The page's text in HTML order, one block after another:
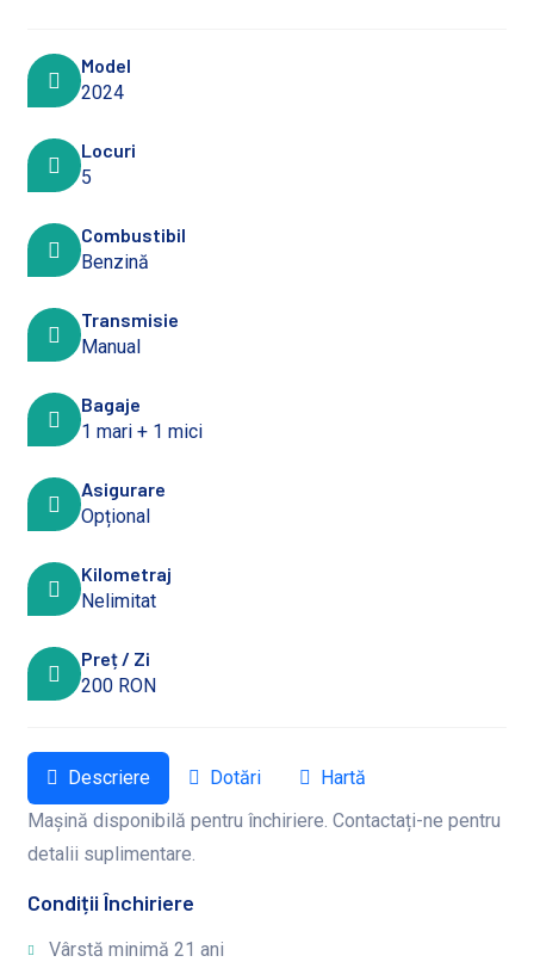
Model
2024
Locuri
5
Combustibil
Benzină
Transmisie
Manual
Bagaje
1 mari + 1 mici
Asigurare
Opțional
Kilometraj
Nelimitat
Preț / Zi
200 RON
Descriere Dotări
Hartă
Mașină disponibilă pentru închiriere. Contactați-ne pentru
detalii suplimentare.
Condiții Închiriere
Vârstă minimă 21 ani